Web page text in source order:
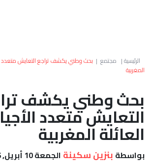
العالم
الصحراء
الرئيسية| مجتمع | بحث وطني يكشف تراجع التعايش متعدد
المغربية
بحث وطني يكشف
التعايش متعدد
العائلة المغربية
بواسطة بنزين سكينة الجمعة 10 أبريل, 2026 - 14:55